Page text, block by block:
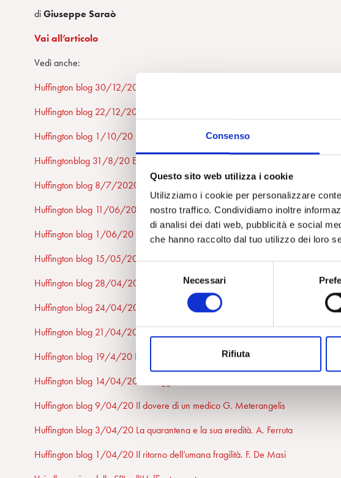
Consenso
Questo sito web utilizza i cookie
Utilizziamo i cookie per personalizzare
nostro traffico. Condividiamo inoltre
di analisi dei dati web, pubblicità e social
che hanno raccolto dal tuo utilizzo dei loro
e
e
z
o
e
d
l
o
n
Necessari
Rifiuta
di Giuseppe Saraò
Vai all’articolo
Vedi anche:
Huffington blog 30/12/20 Affidare la gestione psicologica della pandemia a
Huffington blog 22/12/20 Che posto ha la psicoterapia nei progetti governativi
Huffington blog 1/10/20 Gli spazi abitativi ai tempi del Covid-19 C. Schinaia
Huffingtonblog 31/8/20 E. M. Izzo La rivoluzione incompiuta di Franco Basaglia
Huffington blog 8/7/2020 Inguaribili speranze R. Corsa
Huffington blog 11/06/20 L’incertezza della contemporaneità. C. Brosio
Huffington blog 1/06/20 Pandemia e piacere dell’isolamento. G. Giustino
Huffington blog 15/05/20 L’altro ci angoscia ma l’altro siamo anche noi stessi
Huffington blog 28/04/20 Ciò che ci rende umani, malgrado tutto A. Falci
Huffington blog 24/04/20 Umano/disumano. Verso quale forma di umanità? L.
Huffington blog 21/04/20 La Psicoanalisi a “distanza sociale” C. Saottini
Huffington blog 19/4/20 Distanziamento sociale può trasformarsi in malessere.
Huffington blog 14/04/20 In viaggio con il virus. A. M. Nicolò
Huffington blog 9/04/20 Il dovere di un medico G. Meterangelis
Huffington blog 3/04/20 La quarantena e la sua eredità. A. Ferruta
Huffington blog 1/04/20 Il ritorno dell’umana fragilità. F. De Masi